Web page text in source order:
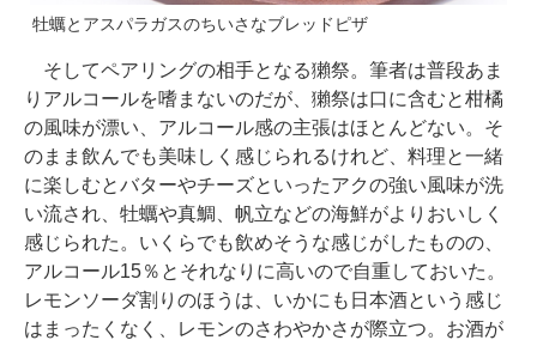
牡蠣とアスパラガスのちいさなブレッドピザ
そしてペアリングの相手となる獺祭。筆者は普段あま
りアルコールを嗜まないのだが、獺祭は口に含むと柑橘
の風味が漂い、アルコール感の主張はほとんどない。そ
のまま飲んでも美味しく感じられるけれど、料理と一緒
に楽しむとバターやチーズといったアクの強い風味が洗
い流され、牡蠣や真鯛、帆立などの海鮮がよりおいしく
感じられた。いくらでも飲めそうな感じがしたものの、
アルコール15％とそれなりに高いので自重しておいた。
レモンソーダ割りのほうは、いかにも日本酒という感じ
はまったくなく、レモンのさわやかさが際立つ。お酒が